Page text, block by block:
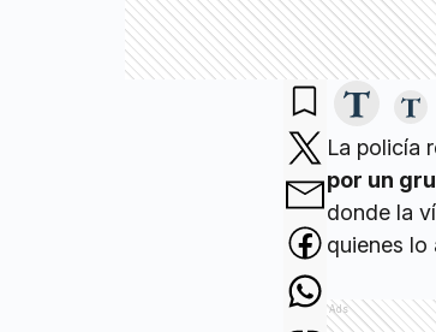
La policía
por un
donde la
quienes lo
Ads